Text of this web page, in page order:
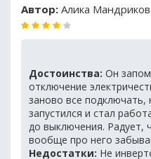
Автор: Алика
Достоинства: Он
отключение
заново все подключать,
запустился и стал
до выключения. Радует,
вообще про него
Недостатки: Не